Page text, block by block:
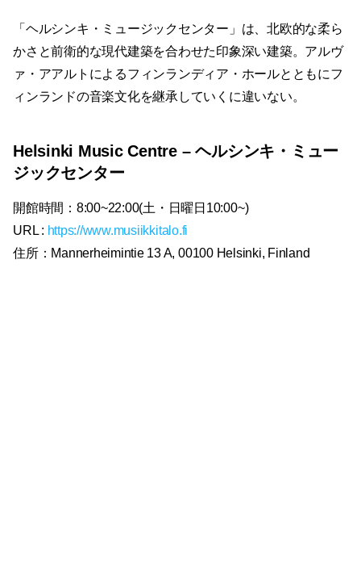
「ヘルシンキ・ミュージックセンター」は、北欧的な柔ら
かさと前衛的な現代建築を合わせた印象深い建築。アルヴ
ァ・アアルトによるフィンランディア・ホールとともにフ
ィンランドの音楽文化を継承していくに違いない。
Helsinki Music Centre – ヘルシンキ・ミュー
ジックセンター
開館時間：8:00~22:00(土・日曜日10:00~)
URL : https://www.musiikkitalo.fi
住所：Mannerheimintie 13 A, 00100 Helsinki, Finland